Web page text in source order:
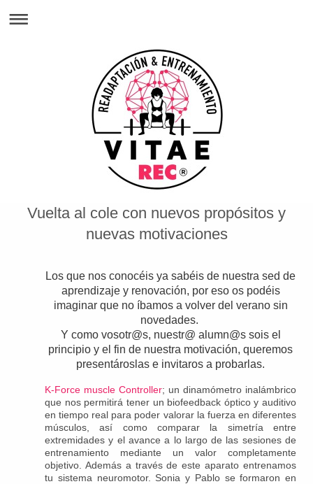
Vuelta al cole con nuevos propósitos y
nuevas motivaciones
Los que nos conocéis ya sabéis de nuestra sed de
aprendizaje y renovación, por eso os podéis
imaginar que no íbamos a volver del verano sin
novedades.
Y como vosotr@s, nuestr@ alumn@s sois el
principio y el fin de nuestra motivación, queremos
presentároslas e invitaros a probarlas.
K-Force muscle Controller; un dinamómetro inalámbrico
que nos permitirá tener un biofeedback óptico y auditivo
en tiempo real para poder valorar la fuerza en diferentes
músculos, así como comparar la simetría entre
extremidades y el avance a lo largo de las sesiones de
entrenamiento mediante un valor completamente
objetivo. Además a través de este aparato entrenamos
tu sistema neuromotor. Sonia y Pablo se formaron en